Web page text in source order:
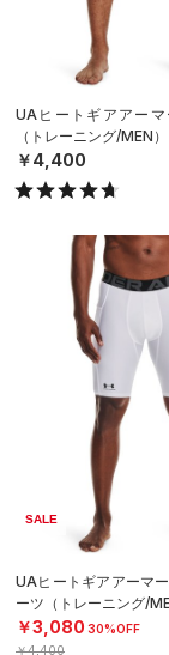
UAヒートギアアー
（トレーニング/MEN）
￥4,400
SALE
UAヒートギアアーマ
ーツ（トレーニング/
￥3,080 30%OFF
￥4,400